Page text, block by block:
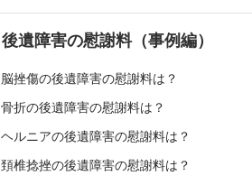
後遺障害の慰謝料（事例編）
脳挫傷の後遺障害の慰謝料は？
骨折の後遺障害の慰謝料は？
ヘルニアの後遺障害の慰謝料は？
頚椎捻挫の後遺障害の慰謝料は？